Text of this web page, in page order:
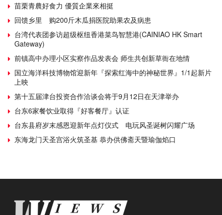
苗栗青農好食力 優質企業來相挺
回馈乡里 购200斤木瓜捐医院助果农及病患
台湾代表团参访超级枢纽香港菜鸟智慧港(CAINIAO HK Smart
Gateway)
前镇高中办理小区实察作品发表会 师生共创新草衙在地情
国立海洋科技博物馆迎新年『探索红海中的神秘世界』1/1起新片
上映
第十五届津台投资合作洽谈会将于9月12日在天津举办
台东6家餐饮业取得『好客餐厅』认证
台东县府岁末感恩迎新年点灯仪式 电玩风圣诞树闪耀广场
东海龙门天圣宫浴火筑圣基 恭办供佛斋天暨瑜伽焰口